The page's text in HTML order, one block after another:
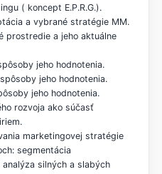
( koncept E.P.R.G.).
a vybrané stratégie MM.
prostredie a jeho aktuálne
jeho hodnotenia.
jeho hodnotenia.
jeho hodnotenia.
rozvoja ako súčasť
marketingovej stratégie
segmentácia
silných a slabých